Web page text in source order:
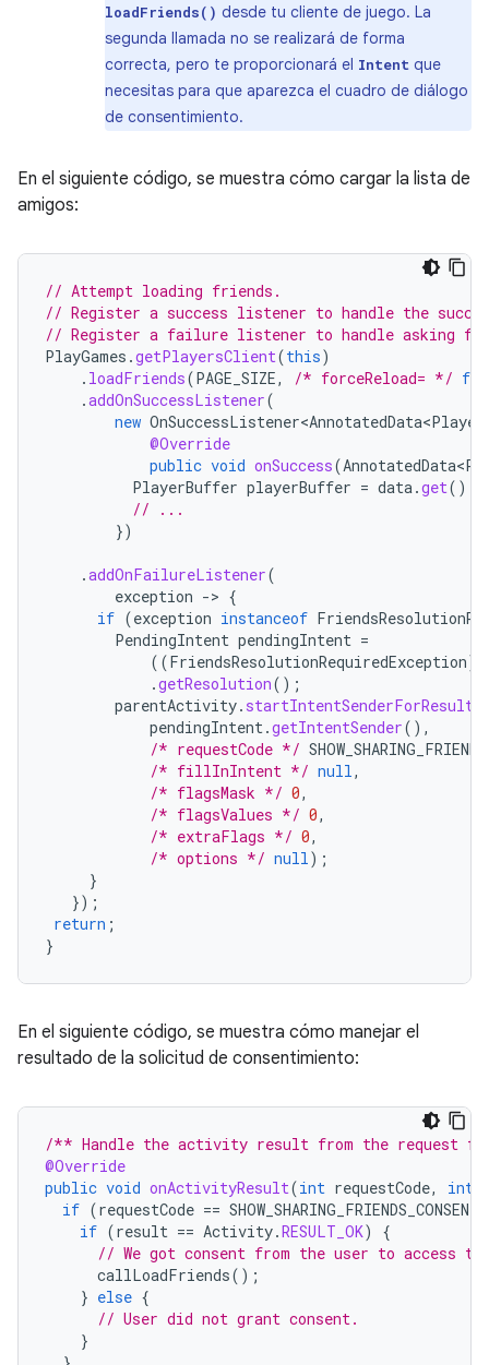
loadFriends() desde tu cliente de juego. La
segunda llamada no se realizará de forma
correcta, pero te proporcionará el Intent que
necesitas para que aparezca el cuadro de diálogo
de consentimiento.
En el siguiente código, se muestra cómo cargar la lista de
amigos:
// Attempt loading friends.
// Register a success listener to handle the
// Register a failure listener to handle asking
PlayGames .getPlayersClient(this)
. loadFriends(PAGE_SIZE, /* forceReload= */
.addOnSuccessListener(
new
@Override
public void onSuccess(
PlayerBuffer playerBuffer = data.get();
// ...
})
.addOnFailureListener(
exception -> {
if (exception instanceof
PendingIntent pendingIntent =
((FriendsResolutionRequiredException)
.getResolution();
parentActivity. startIntentSenderForResult
pendingIntent.getIntentSender(),
/* requestCode */
/* fillInIntent */ null,
/* flagsMask */ 0,
/* flagsValues */ 0,
/* extraFlags */ 0,
/* options */ null);
}
});
return ;
}
En el siguiente código, se muestra cómo manejar el
resultado de la solicitud de consentimiento:
/** Handle the activity result from the request
@Override
public void onActivityResult(int requestCode, int
if (requestCode == SHOW_SHARING_FRIENDS_CONSENT
if (result == Activity.RESULT_OK)
{
// We got consent from the user to access
callLoadFriends();
} else {
// User did not grant consent.
}